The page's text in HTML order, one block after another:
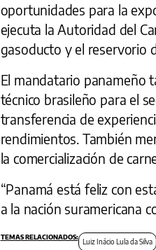
oportunidades para la
ejecuta la Autoridad del
gasoducto y el reservorio
El mandatario panameño
técnico brasileño para el
transferencia de
rendimientos. También
la comercialización de
“Panamá está feliz con
a la nación suramericana
Luiz Inácio Lula da Silva